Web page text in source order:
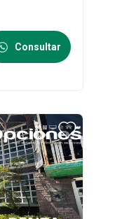
Consultar